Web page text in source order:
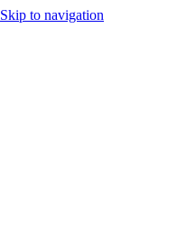
Skip to navigation